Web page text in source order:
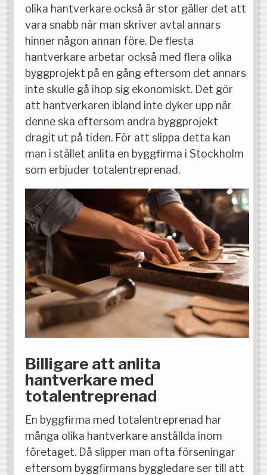
olika hantverkare också är stor gäller det att
vara snabb när man skriver avtal annars
hinner någon annan före. De flesta
hantverkare arbetar också med flera olika
byggprojekt på en gång eftersom det annars
inte skulle gå ihop sig ekonomiskt. Det gör
att hantverkaren ibland inte dyker upp när
denne ska eftersom andra byggprojekt
dragit ut på tiden. För att slippa detta kan
man i stället anlita en byggfirma i Stockholm
som erbjuder totalentreprenad.
Billigare att anlita
hantverkare med
totalentreprenad
En byggfirma med totalentreprenad har
många olika hantverkare anställda inom
företaget. Då slipper man ofta förseningar
eftersom byggfirmans byggledare ser till att